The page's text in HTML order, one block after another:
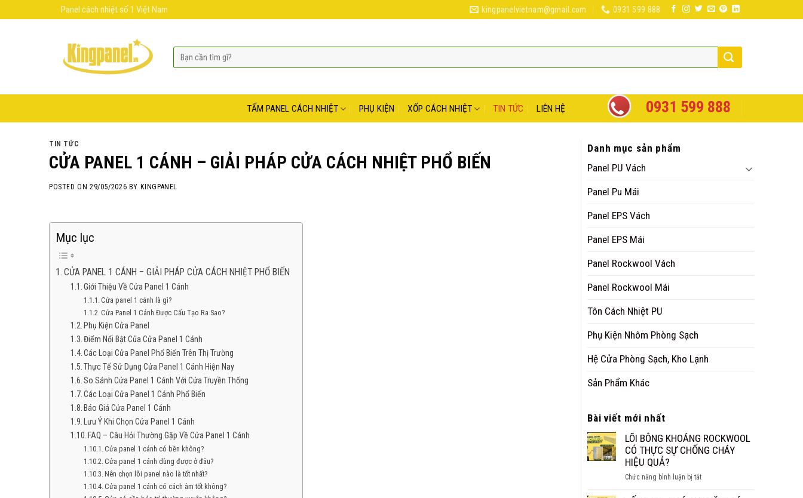
Panel cách nhiệt số 1 Việt Nam kingpanelvietnam@gmail.com 0931 599 888
TẤM PANEL CÁCH NHIỆT PHỤ KIỆN XỐP CÁCH NHIỆT TIN TỨC LIÊN HỆ 0931 599 888
TIN TỨC
CỬA PANEL 1 CÁNH – GIẢI PHÁP CỬA CÁCH NHIỆT PHỔ BIẾN
POSTED ON29/05/2026 BY KINGPANEL
Mục lục
CỬA PANEL 1 CÁNH – GIẢI PHÁP CỬA CÁCH NHIỆT PHỔ BIẾN
Giới Thiệu Về Cửa Panel 1 Cánh
Cửa panel 1 cánh là gì?
Cửa Panel 1 Cánh Được Cấu Tạo Ra Sao?
Phụ Kiện Cửa Panel
Điểm Nổi Bật Của Cửa Panel 1 Cánh
Các Loại Cửa Panel Phổ Biến Trên Thị Trường
Thực Tế Sử Dụng Cửa Panel 1 Cánh Hiện Nay
So Sánh Cửa Panel 1 Cánh Với Cửa Truyền Thống
Các Loại Cửa Panel 1 Cánh Phổ Biến
Báo Giá Cửa Panel 1 Cánh
Lưu Ý Khi Chọn Cửa Panel 1 Cánh
FAQ – Câu Hỏi Thường Gặp Về Cửa Panel 1 Cánh
Cửa panel 1 cánh có bền không?
Cửa panel 1 cánh dùng được ở đâu?
Nên chọn lõi panel nào là tốt nhất?
Cửa panel 1 cánh có cách âm tốt không?
Danh mục sản phẩm
Panel PU Vách
Panel Pu Mái
Panel EPS Vách
Panel EPS Mái
Panel Rockwool Vách
Panel Rockwool Mái
Tôn Cách Nhiệt PU
Phụ Kiện Nhôm Phòng Sạch
Hệ Cửa Phòng Sạch, Kho Lạnh
Sản Phẩm Khác
Bài viết mới nhất
LÕI BÔNG KHOÁNG ROCKWOOL
CÓ THỰC SỰ CHỐNG CHÁY
HIỆU QUẢ?
Chức năng bình luận bị tắtở